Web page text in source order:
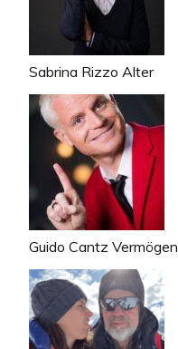
Sabrina Rizzo Alter
Guido Cantz Vermögen